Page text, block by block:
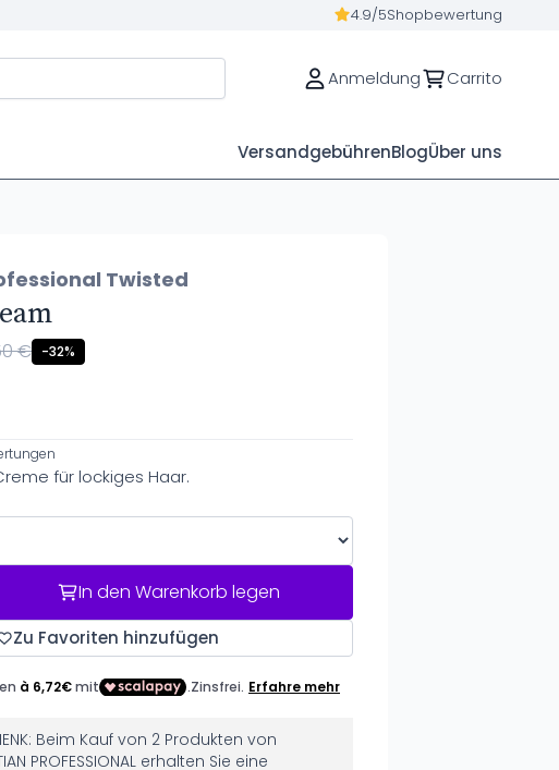
4.9/5Shopbewertung
Anmeldung Carrito
VersandgebührenBlogÜber uns
Twisted
€ -32%
für lockiges Haar.
In den Warenkorb legen
Zu Favoriten hinzufügen
Beim Kauf von 2 Produkten von
PROFESSIONAL erhalten Sie eine